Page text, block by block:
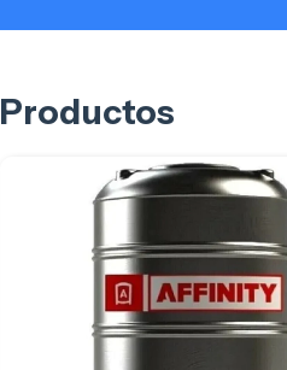
Productos